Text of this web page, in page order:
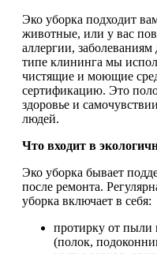
Эко уборка подходит
животные, или у вас
аллергии,
типе клининга мы
чистящие и моющие
сертификацию. Это
здоровье и
людей.
Что входит в
Эко уборка бывает
после ремонта.
уборка включает в себя:
протирку от пыли
(полок,